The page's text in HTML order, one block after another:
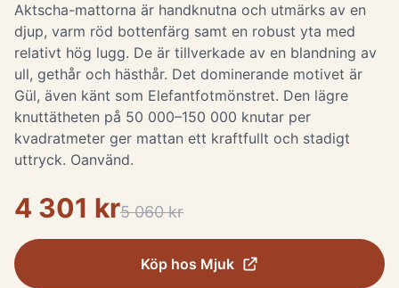
Aktscha-mattorna är handknutna och utmärks av en
djup, varm röd bottenfärg samt en robust yta med
relativt hög lugg. De är tillverkade av en blandning av
ull, gethår och hästhår. Det dominerande motivet är
Gül, även känt som Elefantfotmönstret. Den lägre
knuttätheten på 50 000–150 000 knutar per
kvadratmeter ger mattan ett kraftfullt och stadigt
uttryck. Oanvänd.
4 301 kr5 060 kr
Köp hos Mjuk